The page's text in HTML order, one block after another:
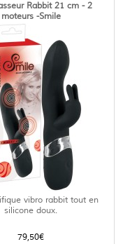
Rabbit 21 cm - 2
moteurs -Smile
vibro rabbit tout en
silicone doux.
79,50€